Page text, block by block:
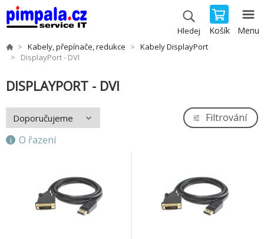
Hledej Košík Menu
Kabely, přepínače, redukce
Kabely DisplayPort
DisplayPort - DVI
DISPLAYPORT - DVI
O řazení
Filtrování